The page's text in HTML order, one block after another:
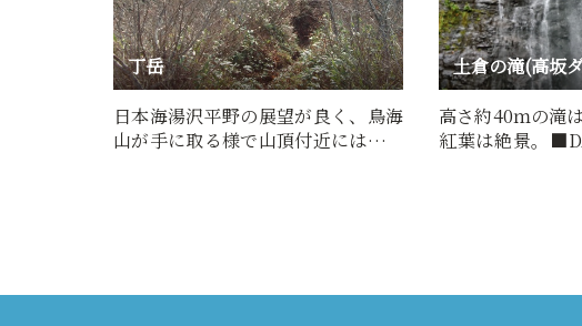
丁岳
日本海湯沢平野の展望が良く、鳥海
山が手に取る様で山頂付近には高山
土倉の滝(高坂
高さ約40ｍの滝
紅葉は絶景。